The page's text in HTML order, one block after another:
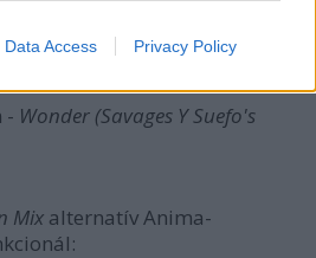
Data Access Privacy Policy
Mama Earth (DU3normal
- Wonder (Savages Y Suefo's
Mix alternatív Anima-